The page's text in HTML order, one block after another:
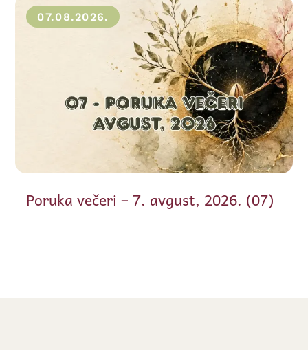
07.08.2026.
Poruka večeri – 7. avgust, 2026. (07)